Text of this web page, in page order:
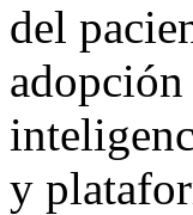
del
y